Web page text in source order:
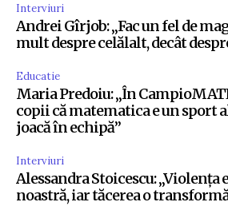
Interviuri
Andrei Gîrjob: „Fac un fel de
mult despre celălalt, decât
Educatie
Maria Predoiu: „În
copii că matematica e un sport
joacă în echipă”
Interviuri
Alessandra Stoicescu: „Violența
noastră, iar tăcerea o